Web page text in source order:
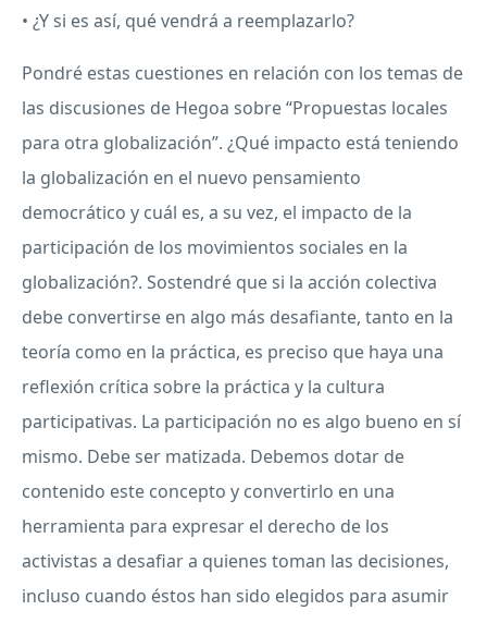
• ¿Y si es así, qué vendrá a reemplazarlo?
Pondré estas cuestiones en relación con los temas de
las discusiones de Hegoa sobre “Propuestas locales
para otra globalización”. ¿Qué impacto está teniendo
la globalización en el nuevo pensamiento
democrático y cuál es, a su vez, el impacto de la
participación de los movimientos sociales en la
globalización?. Sostendré que si la acción colectiva
debe convertirse en algo más desafiante, tanto en la
teoría como en la práctica, es preciso que haya una
reflexión crítica sobre la práctica y la cultura
participativas. La participación no es algo bueno en sí
mismo. Debe ser matizada. Debemos dotar de
contenido este concepto y convertirlo en una
herramienta para expresar el derecho de los
activistas a desafiar a quienes toman las decisiones,
incluso cuando éstos han sido elegidos para asumir